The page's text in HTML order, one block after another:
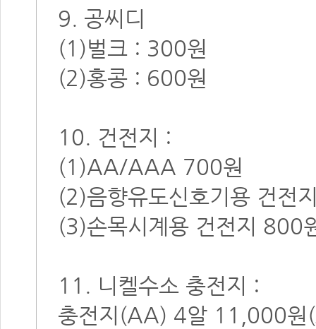
9. 공씨디
(1)벌크 : 300원
(2)홍콩 : 600원
10. 건전지 :
(1)AA/AAA 700원
(2)음향유도신호기용 건전
(3)손목시계용 건전지 800
11. 니켈수소 충전지 :
충전지(AA) 4알 11,000